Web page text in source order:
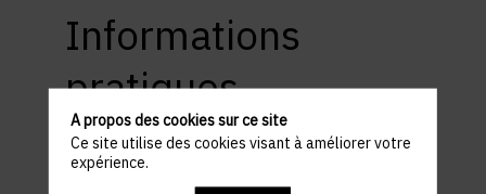
Informations
pratiques
ACCÈS ET STATIONNEMENT
A propos des cookies sur ce site
Ce site utilise des cookies visant à améliorer votre
expérience.